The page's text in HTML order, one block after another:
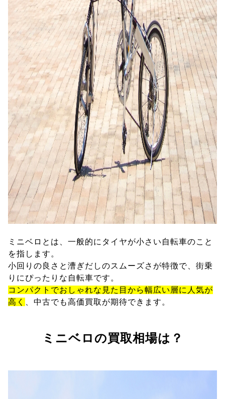
ミニベロとは、一般的にタイヤが小さい自転車のこと
を指します。
小回りの良さと漕ぎだしのスムーズさが特徴で、街乗
りにぴったりな自転車です。
コンパクトでおしゃれな見た目から幅広い層に人気が
高く
、中古でも高価買取が期待できます。
ミニベロの買取相場は？